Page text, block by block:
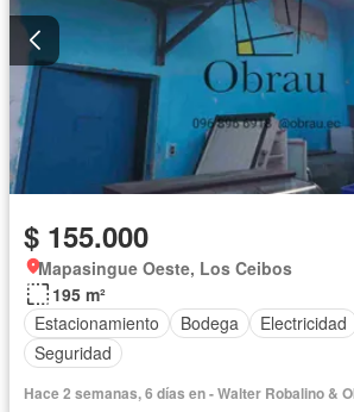
$ 155.000
Mapasingue Oeste, Los Ceibos
195 m²
Estacionamiento
Bodega Electricidad
Seguridad
Hace 2 semanas, 6 días en - Walter Robalino &